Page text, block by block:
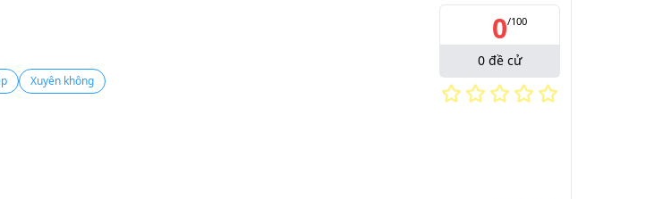
Xuyên không
0/100
0 đề cử